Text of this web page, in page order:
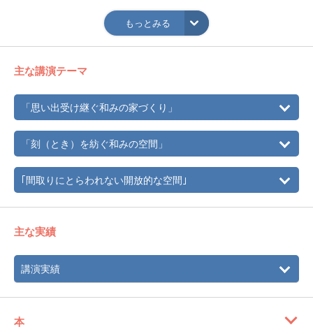
豊田空間デザイン室 設立
もっとみる
主な講演テーマ
「思い出受け継ぐ和みの家づくり」
「刻（とき）を紡ぐ和みの空間」
｢間取りにとらわれない開放的な空間｣
主な実績
講演実績
本